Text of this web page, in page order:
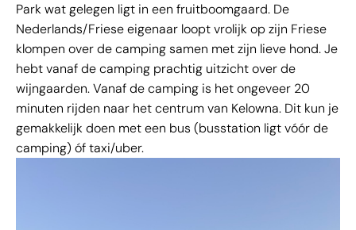
Park wat gelegen ligt in een fruitboomgaard. De
Nederlands/Friese eigenaar loopt vrolijk op zijn Friese
klompen over de camping samen met zijn lieve hond. Je
hebt vanaf de camping prachtig uitzicht over de
wijngaarden. Vanaf de camping is het ongeveer 20
minuten rijden naar het centrum van Kelowna. Dit kun je
gemakkelijk doen met een bus (busstation ligt vóór de
camping) óf taxi/uber.